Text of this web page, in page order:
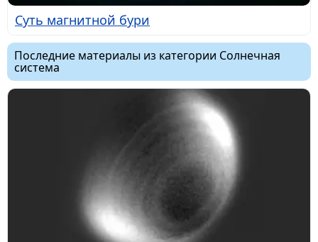
Суть магнитной бури
Последние материалы из категории Солнечная
система